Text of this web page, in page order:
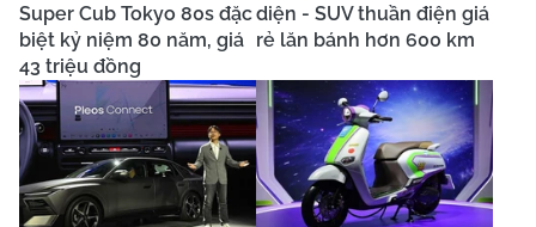
Super Cub Tokyo 80s đặc
biệt kỷ niệm 80 năm, giá
43 triệu đồng
diện - SUV thuần điện giá
rẻ lăn bánh hơn 600 km